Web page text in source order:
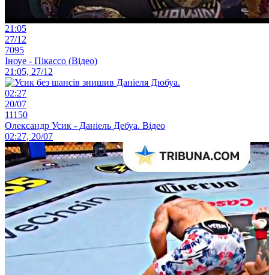
21:05
27/12
7095
Іноуе - Пікассо (Відео)
21:05, 27/12
02:27
20/07
11150
Олександр Усик - Даніель Дебуа. Відео
02:27, 20/07